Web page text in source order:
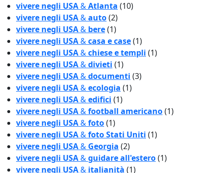
vivere negli USA&Atlanta (10)
vivere negli USA&auto(2)
vivere negli USA& bere(1)
vivere negli USA&casa e case(1)
vivere negli USA&chiese e templi (1)
vivere negli USA&divieti (1)
vivere negli USA&documenti (3)
vivere negli USA&ecologia (1)
vivere negli USA&edifici (1)
vivere negli USA&football americano(1)
vivere negli USA&foto(1)
vivere negli USA&foto Stati Uniti (1)
vivere negli USA& Georgia (2)
vivere negli USA&guidare all'estero(1)
vivere negli USA& italianità (1)